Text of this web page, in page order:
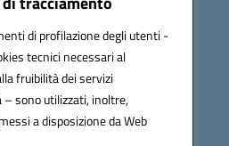
di profilazione degli utenti -
tecnici necessari al
fruibilità dei servizi
– sono utilizzati, inoltre,
a disposizione da Web